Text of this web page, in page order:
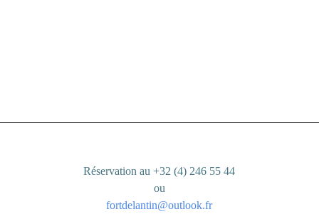
Réservation au +32 (4) 246 55 44
ou
fortdelantin@outlook.fr